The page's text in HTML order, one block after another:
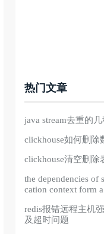
热门文章
java stream去重的
clickhouse如何删除
clickhouse清空删除
the dependencies of
cation context form
redis报错远程主机
及超时问题